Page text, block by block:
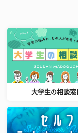
大学生の相談窓